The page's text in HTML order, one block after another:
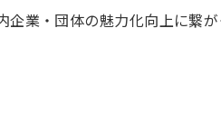
業・団体の魅力化向上に繋